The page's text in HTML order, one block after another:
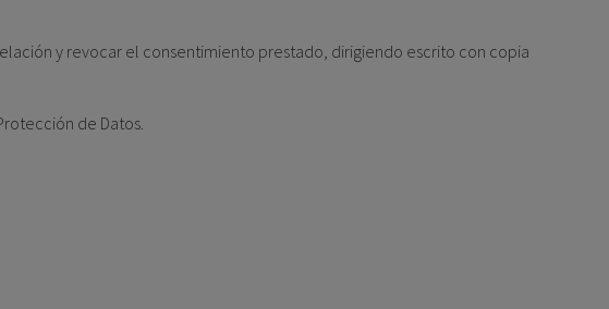
y revocar el consentimiento prestado, dirigiendo escrito con copia
de Datos.